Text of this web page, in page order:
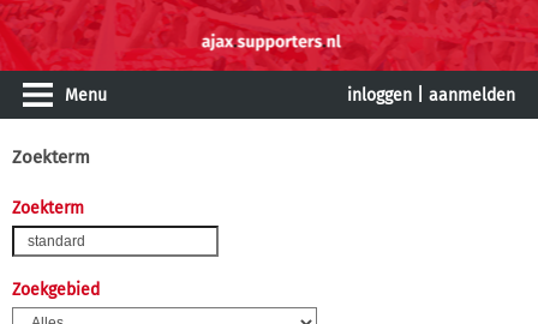
Menu inloggen aanmelden
Zoekterm
Zoekterm
Zoekgebied